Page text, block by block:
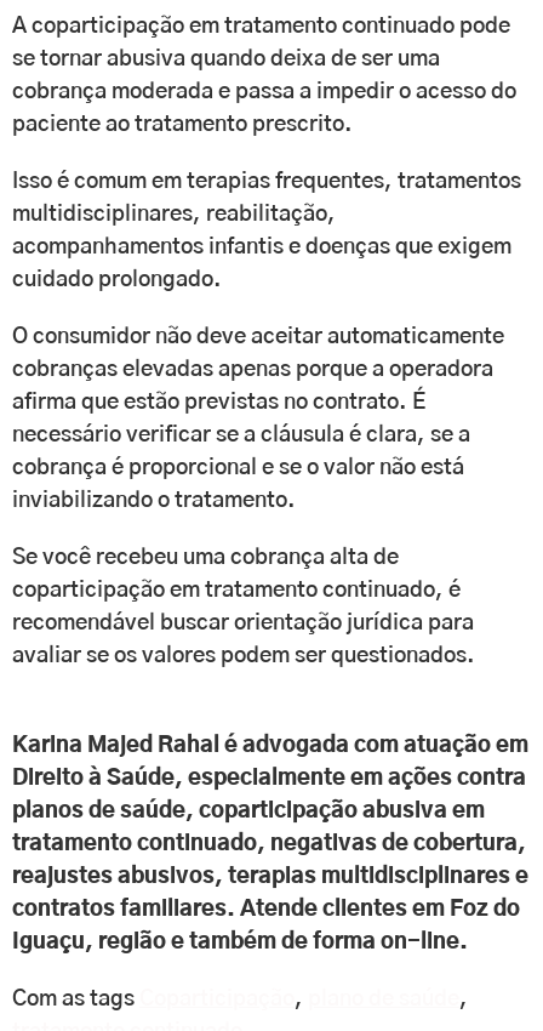
A coparticipação em tratamento continuado pode
se tornar abusiva quando deixa de ser uma
cobrança moderada e passa a impedir o acesso do
paciente ao tratamento prescrito.
Isso é comum em terapias frequentes, tratamentos
multidisciplinares, reabilitação,
acompanhamentos infantis e doenças que exigem
cuidado prolongado.
O consumidor não deve aceitar automaticamente
cobranças elevadas apenas porque a operadora
afirma que estão previstas no contrato. É
necessário verificar se a cláusula é clara, se a
cobrança é proporcional e se o valor não está
inviabilizando o tratamento.
Se você recebeu uma cobrança alta de
coparticipação em tratamento continuado, é
recomendável buscar orientação jurídica para
avaliar se os valores podem ser questionados.
Karina Majed Rahal é advogada com atuação em
Direito à Saúde, especialmente em ações contra
planos de saúde, coparticipação abusiva em
tratamento continuado, negativas de cobertura,
reajustes abusivos, terapias multidisciplinares e
contratos familiares. Atende clientes em Foz do
Iguaçu, região e também de forma on-line.
Com as tags ,
,